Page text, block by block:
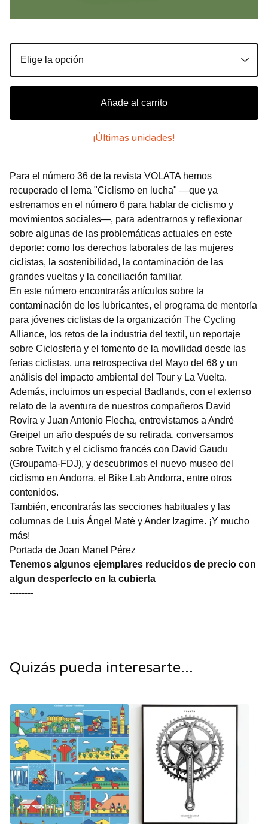
Añade al carrito
¡Últimas unidades!
Para el número 36 de la revista VOLATA hemos
recuperado el lema "Ciclismo en lucha" —que ya
estrenamos en el número 6 para hablar de ciclismo y
movimientos sociales—, para adentrarnos y reflexionar
sobre algunas de las problemáticas actuales en este
deporte: como los derechos laborales de las mujeres
ciclistas, la sostenibilidad, la contaminación de las
grandes vueltas y la conciliación familiar.
En este número encontrarás artículos sobre la
contaminación de los lubricantes, el programa de mentoría
para jóvenes ciclistas de la organización The Cycling
Alliance, los retos de la industria del textil, un reportaje
sobre Ciclosferia y el fomento de la movilidad desde las
ferias ciclistas, una retrospectiva del Mayo del 68 y un
análisis del impacto ambiental del Tour y La Vuelta.
Además, incluimos un especial Badlands, con el extenso
relato de la aventura de nuestros compañeros David
Rovira y Juan Antonio Flecha, entrevistamos a André
Greipel un año después de su retirada, conversamos
sobre Twitch y el ciclismo francés con David Gaudu
(Groupama-FDJ), y descubrimos el nuevo museo del
ciclismo en Andorra, el Bike Lab Andorra, entre otros
contenidos.
También, encontrarás las secciones habituales y las
columnas de Luis Ángel Maté y Ander Izagirre. ¡Y mucho
más!
Portada de Joan Manel Pérez
Tenemos algunos ejemplares reducidos de precio con
algun desperfecto en la cubierta
--------
Quizás pueda interesarte...